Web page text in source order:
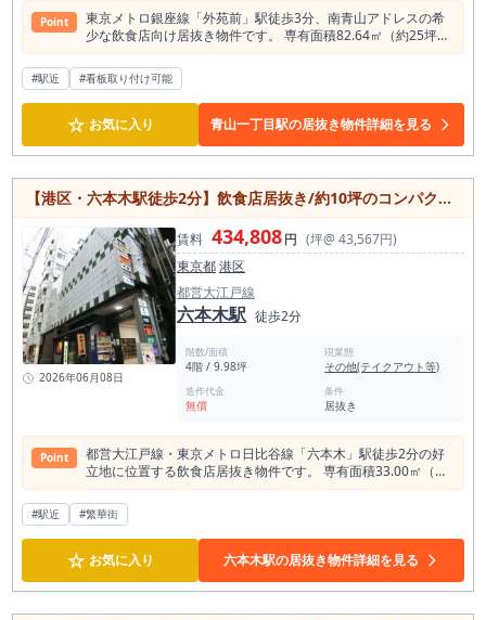
ます。 駅近で小規模な和食系居抜き物件を探している方には、
非常に検討しやすい立地です。 賃料は税込253,000円、面積は
10.57坪で、坪単価は約23,935円です。 大船駅徒歩3分という
店開業者にとって、比較検討しやすい条件です。 造作譲渡金は
活かした出店計画を組みやすい物件です。 スケルトンから造作
する場合と比べて、開業準備の期間や内装投資を抑えやすい点
も居抜き物件ならではの魅力です。 3階店舗ではありますが、
性があります。 うなぎ、和食、小料理、予約利用を取り込みた
い居酒屋、常連客を積み上げる店舗運営を想定している方に
は、路面店とは異なる落ち着いた営業環境を作りやすい物件で
す。 駅徒歩3分のため、看板やWEB集客、Googleマップ対
策、既存顧客への案内を組み合わせることで、十分に来店導線
を作ることが期待できます。 大船エリアで、駅近・小箱・和食
向き・居抜きという条件が揃った物件は限られます。 初めての
独立開業はもちろん、既存店の2店舗目、職人業態の小規模出
店、うなぎ・和食・小料理系で固定客を作りたい方にもおすす
めです。 落ち着いた内装を活かして、開業コストを抑えながら
大船駅近くで飲食店を始めたい方は、ぜひ一度ご内見くださ
い。
Point
東京メトロ銀座線「外苑前」駅徒歩3分、南青山アドレスの希
少な飲食店向け居抜き物件です。 専有面積82.64㎡（約25坪）
のゆとりある地下1階区画で、前テナントはイタリア料理店。
カウンターやダクト、トイレなどの残置物があり、初期費用を
抑えながらスムーズな開業を目指せます。 地下へ直接アクセス
できる専用階段を備えており、隠れ家的な雰囲気や特別感のあ
る店舗づくりが可能。 南青山・外苑前エリアならではの洗練さ
れた街並みと高い集客力を活かし、レストランやビストロ、ワ
インバー、会員制店舗など幅広い業態におすすめです。 即時引
渡し可能のため、出店をご検討中の方はぜひお問い合わせくだ
さい。
#駅近 #看板取り付け可能
☆ お気に入り 青山一丁目駅の居抜き物件詳細を見る
【港区・六本木駅徒歩2分】飲食店居抜き/約10坪のコンパクト空間/六本木の中心エリアで出店
2026年06月08日
賃料 434,808円 (坪@ 43,567円)
東京都港区
都営大江戸線
六本木駅 徒歩2分
階数/面積
4階 / 9.98坪
現業態
その他(テイクアウト等)
造作代金
無償
条件
居抜き
Point
都営大江戸線・東京メトロ日比谷線「六本木」駅徒歩2分の好
立地に位置する飲食店居抜き物件です。 専有面積33.00㎡（約
9.98坪）のコンパクトな空間は、バーやダイニングバー、ワイ
ンバー、会員制ラウンジなどの小規模飲食店におすすめ。 六本
木エリアならではの高い集客力とブランド力を活かした店舗運
営が期待できます。 居抜き物件のため、内装や設備を活用する
ことで初期費用を抑えながらスムーズな開業が可能です。 乃木
坂駅も徒歩圏内でアクセス良好。六本木の中心エリアで、自分
らしい店舗づくりをお考えの方にぜひご検討いただきたい物件
です。 業種についてもお気軽にご相談ください。
#駅近 #繁華街
☆ お気に入り 六本木駅の居抜き物件詳細を見る